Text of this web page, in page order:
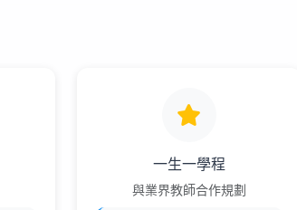
一生一學程
與業界教師合作規劃